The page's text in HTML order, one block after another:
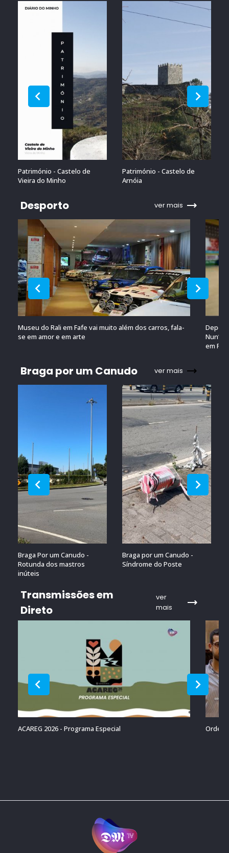
Património - Castelo de
Vieira do Minho
Património - Castelo de
Arnóia
Desporto ver mais
Museu do Rali em Fafe vai muito além dos carros, fala-
se em amor e em arte
em
Braga por um Canudo ver mais
Braga Por um Canudo -
Rotunda dos mastros
inúteis
Braga por um Canudo -
Síndrome do Poste
Transmissões em
Direto
ver
mais
ACAREG 2026 - Programa Especial